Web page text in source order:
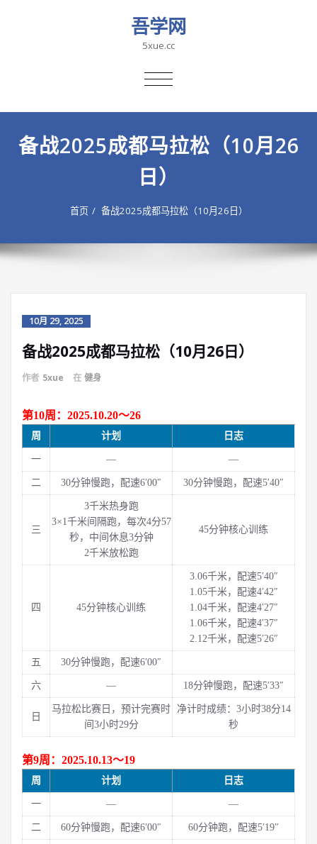
吾学网
5xue.cc
切
备战2025成都马拉松（10月26
日）
首页 备战2025成都马拉松（10月26日）
10月 29, 2025
备战2025成都马拉松（10月26日）
作者 5xue 在 健身
第10周：2025.10.20～26
周 计划 日志
一 — —
二 30分钟慢跑，配速6′00″ 30分钟慢跑，配速5′40″
三
3千米热身跑
3×1千米间隔跑，每次4分57
秒，中间休息3分钟
2千米放松跑
45分钟核心训练
四 45分钟核心训练
3.06千米，配速5′40″
1.05千米，配速4′42″
1.04千米，配速4′27″
1.06千米，配速4′37″
2.12千米，配速5′26″
五 30分钟慢跑，配速6′00″
六 — 18分钟慢跑，配速5′33″
日
马拉松比赛日，预计完赛时
间3小时29分
净计时成绩：3小时38分14
秒
第9周：2025.10.13～19
周 计划 日志
一 — —
二 60分钟慢跑，配速6′00″ 60分钟跑，配速5′19″